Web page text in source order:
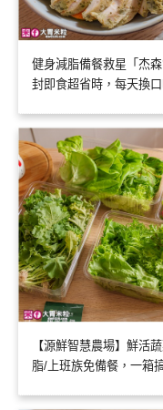
健身減脂備餐救星「杰
封即食超省時，每天換口
【源鮮智慧農場】鮮活
脂/上班族免備餐，一箱